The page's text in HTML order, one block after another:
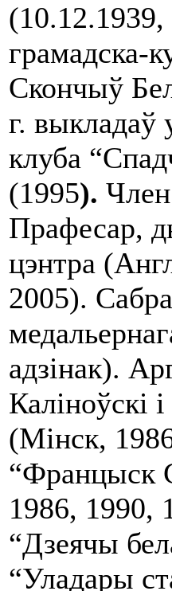
(10.12.1939,
грамадска-
Скончыў
г. выкладаў
клуба
(1995).
Прафесар,
цэнтра
2005).
адзінак).
Каліноўскі
(Мінск,
“Францыск
1986, 1990,
“Дзеячы
“Уладары